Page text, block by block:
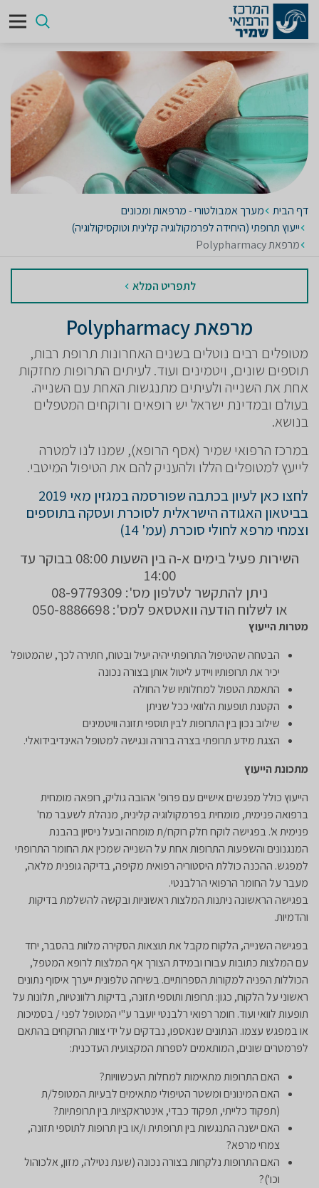
דף הבית
מערך אמבולטורי - מרפאות ומכונים
ייעוץ תרופתי (היחידה לפרמקולוגיה קלינית וטוקסיקולוגיה)
מרפאת Polypharmacy
לתפריט המלא
מרפאת Polypharmacy
מטופלים רבים נוטלים בשנים האחרונות תרופת רבות,
תוספים שונים, ויטמינים ועוד. לעיתים התרופות מחזקות
אחת את השנייה ולעיתים מתנגשות האחת עם השנייה.
בעולם ובמדינת ישראל יש רופאים ורוקחים המטפלים
בנושא.
במרכז הרפואי שמיר (אסף הרופא), שמנו לנו למטרה
לייעץ למטופלים הללו ולהעניק להם את הטיפול המיטבי.
לחצו כאן לעיון בכתבה שפורסמה במגזין מאי 2019
בביטאון האגודה הישראלית לסוכרת ועסקה בתוספים
וצמחי מרפא לחולי סוכרת (עמ' 14)
השירות פעיל בימים א-ה בין השעות 08:00 בבוקר עד
14:00
ניתן להתקשר לטלפון מס': 08-9779309
או לשלוח הודעה וואטסאפ למס': 050-8886698
מטרות הייעוץ
​הבטחה שהטיפול התרופתי יהיה יעיל ובטוח, חתירה לכך, שהמטופל
יכיר את תרופותיו ויידע ליטול אותן בצורה נכונה
התאמת הטפול למחלותיו של החולה
הקטנת תופעות הלוואי ככל שניתן
שילוב נכון בין התרופות לבין תוספי תזונה וויטמינים
הצגת מידע תרופתי בצרה ברורה ונגישה למטופל האינדיבידואלי.
מתכונת הייעוץ
​הייעוץ כולל מפגשים אישיים עםפרופ' אהובה גוליק, רופאה מומחית
ברפואה פנימית, מומחית בפרמקולוגיה קלינית, מנהלת לשעבר מח'
פנימית א'. בפגישה לוקח חלק רוקח/ת מומחה ובעל ניסיון בהבנת
המנגנונים והשפעות התרופות אחת על השנייה שמכין את החומר התרופתי
למפגש. ההכנה כוללת היסטוריה רפואית מקיפה, בדיקה גופנית מלאה,
מעבר על החומר הרפואי הרלבנטי.
בפגישה הראשונה ניתנות המלצות ראשוניות ובקשה להשלמת בדיקות
והדמיות.
בפגישה השנייה, הלקוח מקבל את תוצאות הסקירה מלוות בהסבר, יחד
עם המלצות כתובות עבורו ובמידת הצורך אף המלצות לרופא המטפל,
הכוללות הפניה למקורות הספרותיים. בשיחה טלפונית ייערך איסוף נתונים
ראשוני על הלקוח, כגון: תרופות ותוספי תזונה, בדיקות רלוונטיות, תלונות על
תופעות לוואי ועוד. חומר רפואי רלבנטי יועבר ע"י המטופל לפני / בסמיכות
או במפגש עצמו. הנתונים שנאספו, נבדקים על ידי צוות הרוקחים בהתאם
לפרמטרים שונים, המותאמים לספרות המקצועית העדכנית:
האם התרופות מתאימות למחלות העכשוויות?
האם המינונים ומשטר הטיפולי מתאימים לבעיות המטופל/ת
(תפקוד כלייתי, תפקוד כבדי, אינטראקציות בין תרופתיות?
האם ישנה התנגשות בין תרופתית ו/או בין תרופות לתוספי תזונה,
צמחי מרפא?
האם התרופות נלקחות בצורה נכונה (שעת נטילה, מזון, אלכוהול
וכו')?